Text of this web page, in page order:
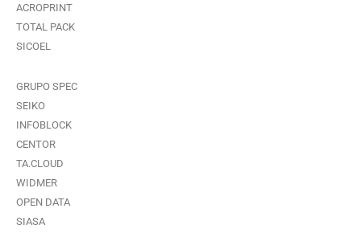
ACROPRINT
TOTAL PACK
SICOEL
GRUPO SPEC
SEIKO
INFOBLOCK
CENTOR
TA.CLOUD
WIDMER
OPEN DATA
SIASA